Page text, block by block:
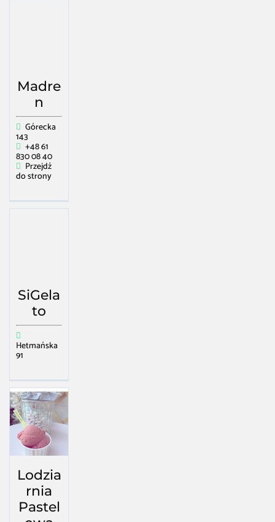
Madre
n
Górecka
143
+48 61
830 08 40
Przejdź
do strony
SiGela
to
Hetmańska
91
Lodzia
rnia
Pastel